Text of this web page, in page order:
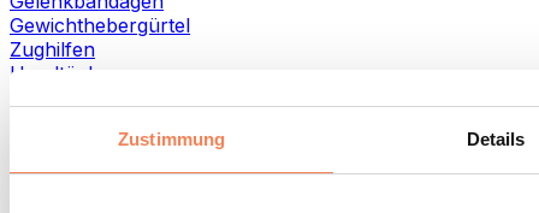
Zustimmung Details
Gewichthebergürtel
Zughilfen
Handtücher